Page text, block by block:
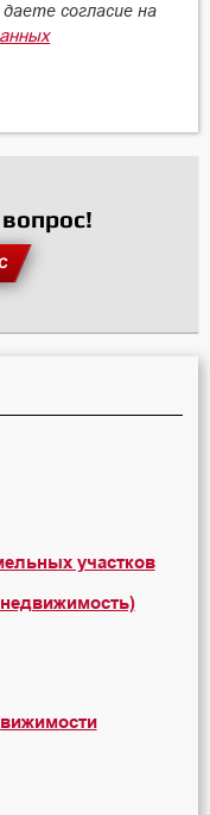
согласие на
участков